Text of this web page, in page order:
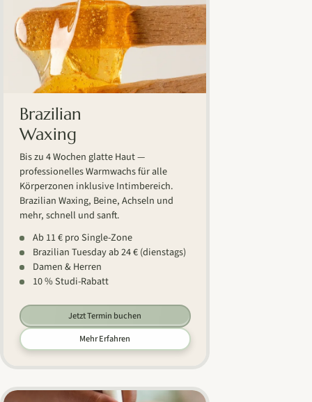
Brazilian
Waxing
Bis zu 4 Wochen glatte Haut —
professionelles Warmwachs für alle
Körperzonen inklusive Intimbereich.
Brazilian Waxing, Beine, Achseln und
mehr, schnell und sanft.
Ab 11 € pro Single-Zone
Brazilian Tuesday ab 24 € (dienstags)
Damen & Herren
10 % Studi-Rabatt
Jetzt Termin buchen
Mehr Erfahren